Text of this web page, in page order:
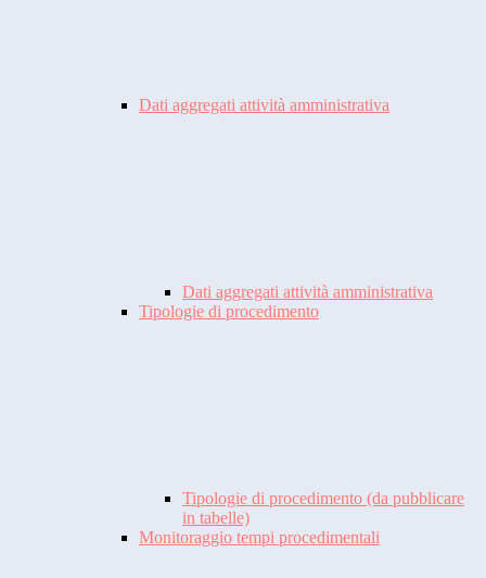
Dati aggregati attività amministrativa
Dati aggregati attività amministrativa
Tipologie di procedimento
Tipologie di procedimento (da pubblicare
in tabelle)
Monitoraggio tempi procedimentali